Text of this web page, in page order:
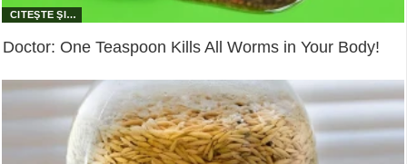
Doctor: One Teaspoon Kills All Worms in Your Body!